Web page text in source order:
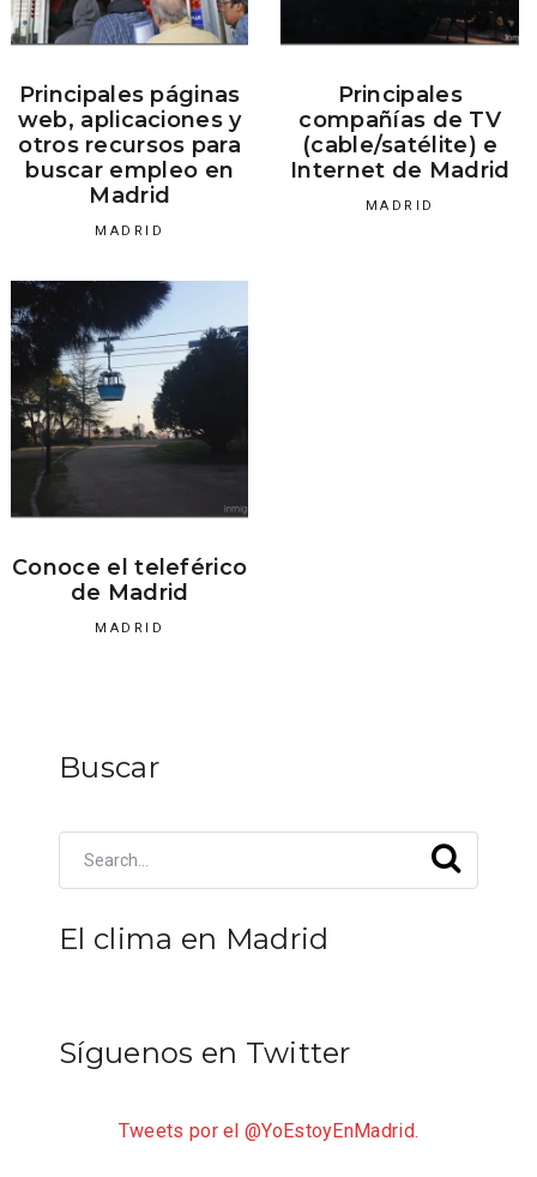
Principales páginas
web, aplicaciones y
otros recursos para
buscar empleo en
Madrid
MADRID
Principales
compañías de TV
(cable/satélite) e
Internet de Madrid
MADRID
Conoce el teleférico
de Madrid
MADRID
Buscar
El clima en Madrid
Síguenos en Twitter
Tweets por el @YoEstoyEnMadrid.